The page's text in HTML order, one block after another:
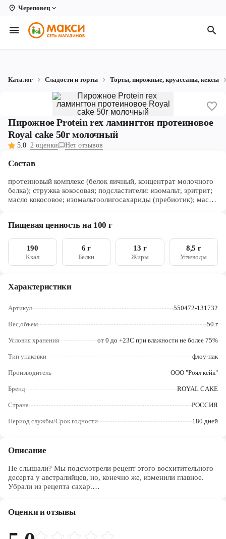
Череповец
Вологда
Архангельск
Коряжма
Котлас
Рыбинск
Череповец
Ярославль
Каталог Сладости и торты Торты, пирожные, круассаны, кексы
Пирожное Protein rex ламингтон протеиновое
Royal cake 50г молочный
5.0 2 оценки Нет отзывов
Состав
протеиновый комплекс (белок яичный, концентрат молочного
белка); стружка кокосовая; подсластители: изомальт, эритрит;
масло кокосовое; изомальтоолигосахариды (пребиотик); масло
полидекстроза, крахмал модифицированный, каррагинан;
соевый; разрыхлитель гидрокарбонат натрия (сода пищевая);
соль; ароматизаторы натуральные; консервант сорбат калия
Пищевая ценность на 100 г
190
Ккал
6 г
Белки
13 г
Жиры
8,5 г
Углеводы
Характеристики
Артикул 550472-131732
Вес,объем 50 г
Условия хранения от 0 до +23С при влажности не более 75%
Тип упаковки флоу-пак
Производитель ООО "Роял кейк"
Бренд ROYAL CAKE
Страна РОССИЯ
Период службы/Срок годности 180 дней
Описание
Не слышали? Мы подсмотрели рецепт этого восхитительного
десерта у австралийцев, но, конечно же, изменили главное.
Убрали из рецепта сахар.
пирожное, облиты глазурью и обсыпаны кокосовой стружкой.
Оценки и отзывы